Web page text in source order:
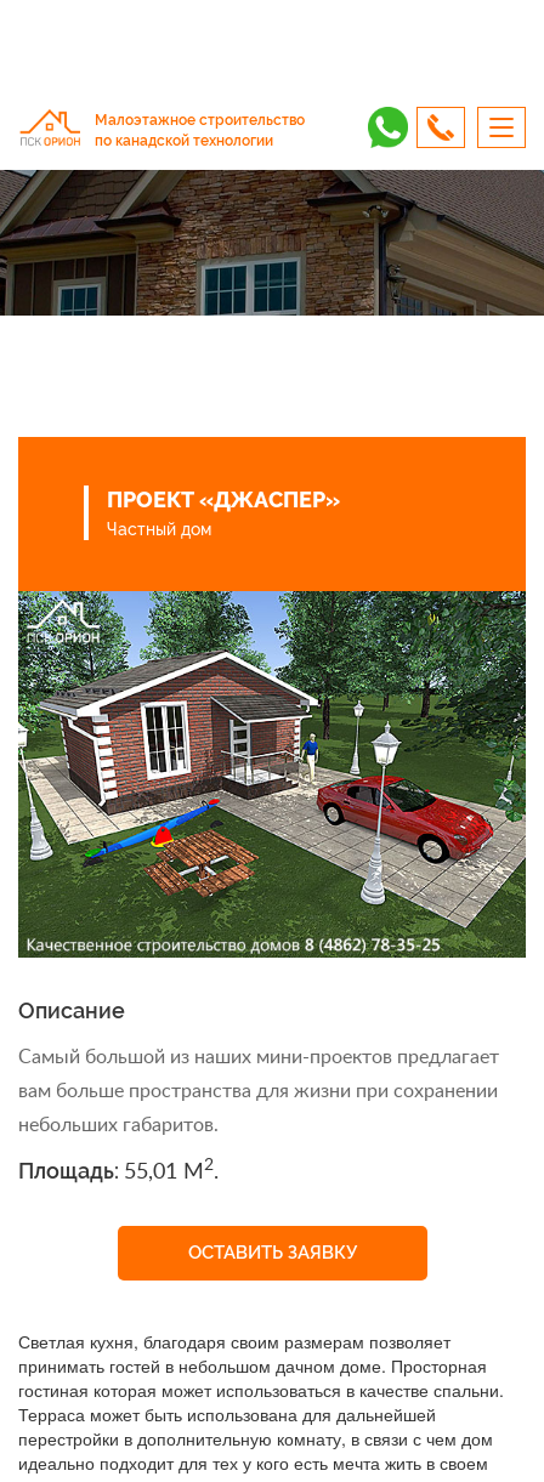
Малоэтажное строительство
по канадской технологии
ПРОЕКТ «ДЖАСПЕР»
Частный дом
Описание
Самый большой из наших мини-проектов предлагает
вам больше пространства для жизни при сохранении
небольших габаритов.
Площадь: 55,01 M 2.
ОСТАВИТЬ ЗАЯВКУ
Светлая кухня, благодаря своим размерам позволяет
принимать гостей в небольшом дачном доме. Просторная
гостиная которая может использоваться в качестве спальни.
Терраса может быть использована для дальнейшей
перестройки в дополнительную комнату, в связи с чем дом
идеально подходит для тех у кого есть мечта жить в своем